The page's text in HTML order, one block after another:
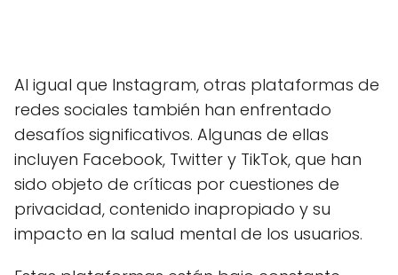
Al igual que Instagram, otras plataformas de
redes sociales también han enfrentado
desafíos significativos. Algunas de ellas
incluyen Facebook, Twitter y TikTok, que han
sido objeto de críticas por cuestiones de
privacidad, contenido inapropiado y su
impacto en la salud mental de los usuarios.